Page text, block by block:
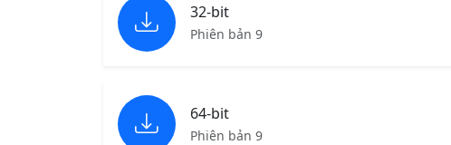
32-bit
Phiên bản 9
64-bit
Phiên bản 9